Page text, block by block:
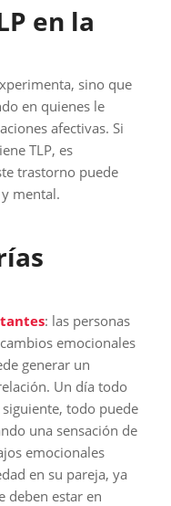
en la
sino que
en quienes le
afectivas. Si
TLP, es
trastorno puede
mental.
: las personas
emocionales
generar un
Un día todo
todo puede
una sensación de
emocionales
en su pareja, ya
deben estar en